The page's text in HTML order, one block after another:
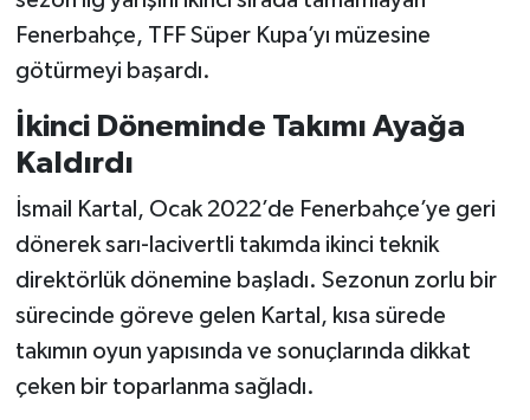
Fenerbahçe, TFF Süper Kupa’yı müzesine
götürmeyi başardı.
İkinci Döneminde Takımı Ayağa
Kaldırdı
İsmail Kartal, Ocak 2022’de Fenerbahçe’ye geri
dönerek sarı-lacivertli takımda ikinci teknik
direktörlük dönemine başladı. Sezonun zorlu bir
sürecinde göreve gelen Kartal, kısa sürede
takımın oyun yapısında ve sonuçlarında dikkat
çeken bir toparlanma sağladı.